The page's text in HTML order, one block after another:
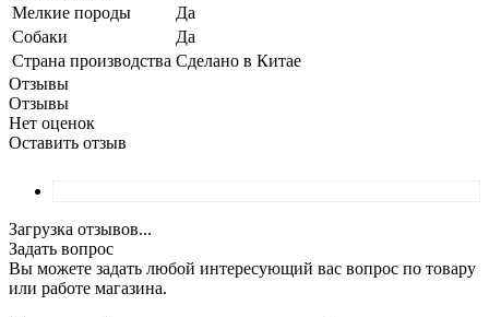
Мелкие породы
Да
Собаки
Да
Страна производства Сделано в Китае
Отзывы
Отзывы
Нет оценок
Оставить отзыв
Загрузка отзывов...
Задать вопрос
Вы можете задать любой интересующий вас вопрос по товару
или работе магазина.